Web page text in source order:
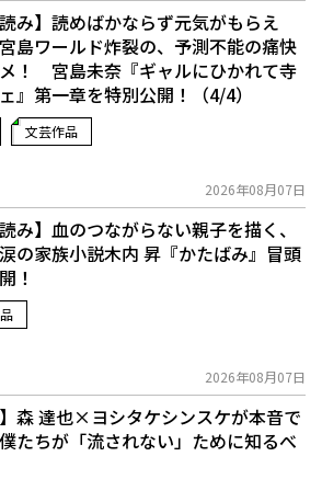
読み】読めばかならず元気がもらえ
島ワールド炸裂の、予測不能の痛快
！ 宮島未奈『ギャルにひかれて寺
』第一章を特別公開！（4/4）
文芸作品
2026年08月07日
読み】血のつながらない親子を描く、
の家族小説――木内 昇『かたばみ』冒頭
！
2026年08月07日
】森 達也×ヨシタケシンスケが本音で
たちが「流されない」ために知るべ